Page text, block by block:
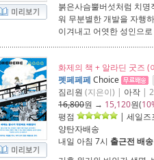
붉은사슴뿔버섯처럼 치
워 무분별한 개발을 자행
이겨내고 어엿한 성인으
화제의 책 + 알라딘 굿즈 (
펫페페페 Choice
짐리원 (지은이) | 아작 |
16,800원 → 15,120원(
평점
| 세일즈
양탄자배송
내일 아침 7시 출근전 배송